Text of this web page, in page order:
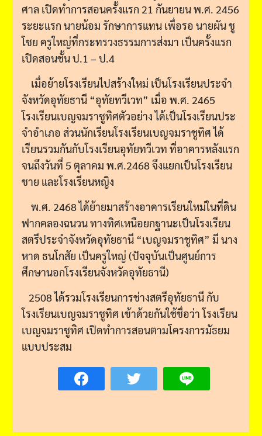
ศาล เปิดทําการสอนครั้งแรก 21 กันยายน พ.ศ. 2456
ระยะแรก นายน้อม รักษาการแทน เพื่อรอ นายผัน ชู
โชย ครูใหญ่ที่กระทรวงธรรมการส่งมา เป็นครั้งแรก
เปิดสอนชั้น ป.1 – ป.4
เมื่อย้ายโรงเรียนไปสร้างใหม่ เป็นโรงเรียนประจํา
จังหวัดอุทัยธานี “อุทัยทวีเวท” เมื่อ พ.ศ. 2465
โรงเรียนเบญจมราชูทิศตัวอย่าง ได้เป็นโรงเรียนประ
จําอําเภอ ส่วนนักเรียนโรงเรียนเบญจมราชูทิศ ได้
เรียนรวมกันกับโรงเรียนอุทัยทวีเวท ที่อาคารหลังแรก
จนถึงวันที่ 5 ตุลาคม พ.ศ.2468 จึงแยกเป็นโรงเรียน
ชาย และโรงเรียนหญิง
พ.ศ. 2468 ได้ย้ายมาสร้างอาคารเรียนใหม่ในที่ดิน
ฟากคลองฉนวน ทางทิศเหนือยกฐานะเป็นโรงเรียน
สตรีประจําจังหวัดอุทัยธานี “เบญจมราชูทิศ” มี นาง
หาด ธนโกสัย เป็นครูใหญ่ (ปัจจุบันเป็นศูนย์การ
ศึกษานอกโรงเรียนจังหวัดอุทัยธานี)
2508 ได้รวมโรงเรียนการช่างสตรีอุทัยธานี กับ
โรงเรียนเบญจมราชูทิศ เข้าด้วยกันใช้ชื่อว่า โรงเรียน
เบญจมราชูทิศ เปิดทําการสอนตามโครงการมัธยม
แบบประสม